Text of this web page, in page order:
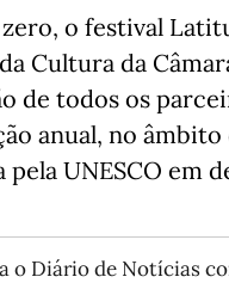
o festival
Cultura da
de todos os
anual, no
pela UNESCO em
o Diário de Notícias